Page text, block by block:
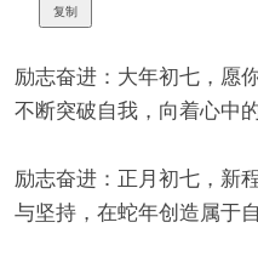
复制
励志奋进：大年初七，愿
不断突破自我，向着心中
励志奋进：正月初七，新
与坚持，在蛇年创造属于